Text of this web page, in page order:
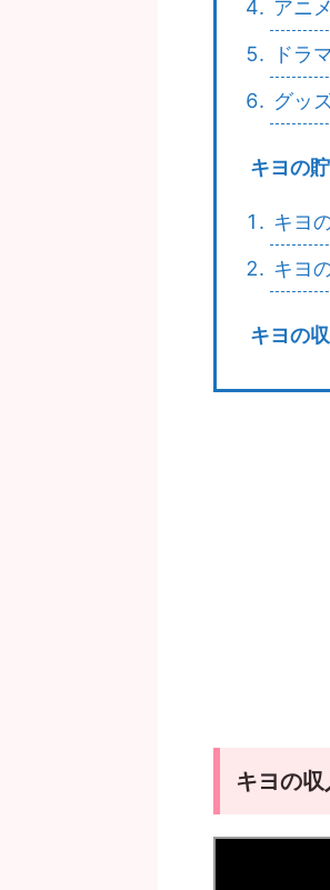
アニ
ドラ
グッ
キヨの
キヨ
キヨ
キヨの
キヨの